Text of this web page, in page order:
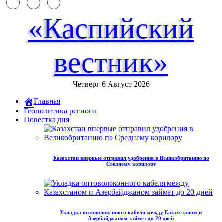
«Каспийский
вестник»
Четверг 6 Август 2026
Главная
Геополитика региона
Повестка дня
Казахстан впервые отправил удобрения в Великобританию по
Среднему коридору
Укладка оптоволоконного кабеля между Казахстаном и
Азербайджаном займет до 20 дней